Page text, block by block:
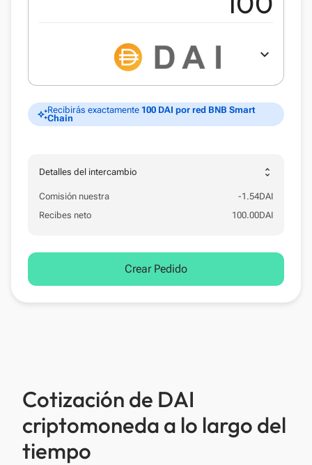
expand_more
auto_awesomeRecibirás exactamente 100 DAI por red BNB Smart
Chain
Detalles del intercambio unfold_more
Comisión nuestra -1.54DAI
Recibes neto
100.00DAI
Crear Pedido
Cotización de DAI
criptomoneda a lo largo del
tiempo